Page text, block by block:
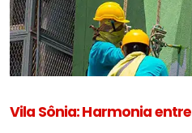
Vila Sônia: Harmonia